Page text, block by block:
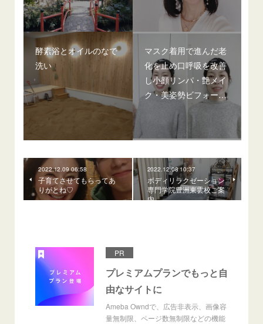
酵素浴とオイルのなで
洗い
マスク着用で進んだ老
化を止め口呼吸を改善
し小顔リンパ・艶メイ
ク・美姿勢ビフォー…
2022.12.09 06:58
子育てさせてもらってあ
りがとね♡
2022.12.08 10:37
ボディリラクゼーション
専門学院豊洲東雲校ご案
内
PR
プレミアムプランでもっと自
由なサイトに
Ameba Owndで、広告非表示、画像容
量無制限、ページ数無制限などの機能